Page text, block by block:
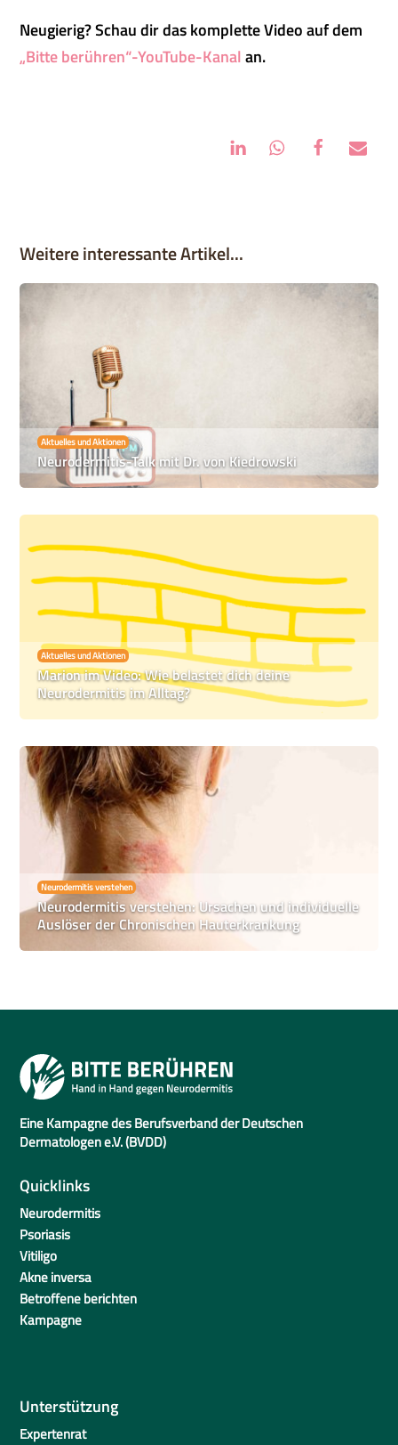
Neugierig? Schau dir das komplette Video auf dem
„Bitte berühren“-YouTube-Kanalan.
Weitere interessante Artikel...
Aktuelles und Aktionen
Neurodermitis-Talk mit Dr. von Kiedrowski
Aktuelles und Aktionen
Marion im Video: Wie belastet dich deine
Neurodermitis im Alltag?
Neurodermitis verstehen
Neurodermitis verstehen: Ursachen und individuelle
Auslöser der Chronischen Hauterkrankung
Eine Kampagne des Berufsverband der Deutschen
Dermatologen e.V. (BVDD)
Quicklinks
Neurodermitis
Psoriasis
Vitiligo
Akne inversa
Betroffene berichten
Kampagne
Unterstützung
Expertenrat